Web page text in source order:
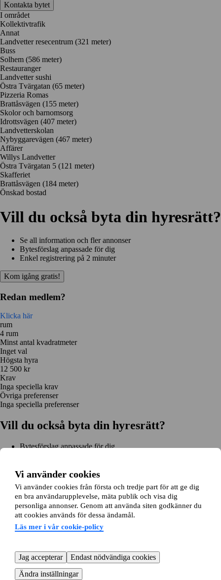
Vi använder cookies
Vi använder cookies från första och tredje part för att ge dig
en bra användarupplevelse, mäta publik och visa dig
personliga annonser. Genom att använda siten godkänner du
att cookies används för dessa ändamål.
Läs mer i vår cookie-policy
Jag accepterar
Endast nödvändiga cookies
Ändra inställningar
Kontakta bytet
I området
Kollektivtrafik
Annat
Landvetter resecentrum (321 meter)
Buss
Solhem (586 meter)
Restauranger
Landvetter sushi
Östra Tvärgatan (65 meter)
Pizzeria Romas
Brattåsvägen (155 meter)
Skolor och barnomsorg
Idrottsvägen (407 meter)
Landvetterskolan
Nybyggarevägen (467 meter)
Affärer
Willys Landvetter
Östra Tvärgatan 5 (121 meter)
Skafferiet
Brattåsvägen (184 meter)
Önskad bostad
Vill du också byta din hyresrätt?
Se all information och fler annonser
Bytesförslag anpassade för dig
Enkel registrering på 2 minuter
Kom igång gratis!
Redan medlem?
Klicka här
rum
4 rum
Minst antal kvadratmeter
Inget val
Högsta hyra
12 500 kr
Krav
Inga speciella krav
Övriga preferenser
Inga speciella preferenser
Vill du också byta din hyresrätt?
Bytesförslag anpassade för dig
Kom igång
Kom igång gratisSök annonser Logga in
Läs mer
Nyheter och tipsBytesansökan
Om lägenhetsbyte.se
Kundtjänst
Hjälp
08-22 00 90E-post:info@lagenhetsbyte.se